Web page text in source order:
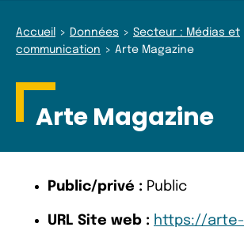
Accueil Données
Secteur : Médias et
communication
Arte Magazine
Arte Magazine
Public/privé : Public
URL Site web : https://arte-